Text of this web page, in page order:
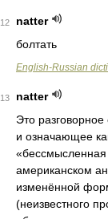
12
natter
болтать
English-Russian
13
natter
Это
и означающее
«бессмысленная
американском
изменённой
(неизвестного